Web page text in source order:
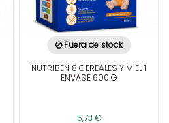
Fuera de stock
NUTRIBEN 8 CEREALES Y MIEL 1
ENVASE 600 G
5,73 €